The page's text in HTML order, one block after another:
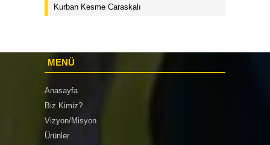
Kurban Kesme Caraskalı
MENÜ
Anasayfa
Biz Kimiz?
Vizyon/Misyon
Ürünler